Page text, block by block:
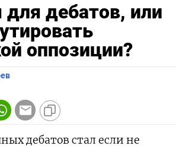
дебатов, или
оппозиции?
дебатов стал если не